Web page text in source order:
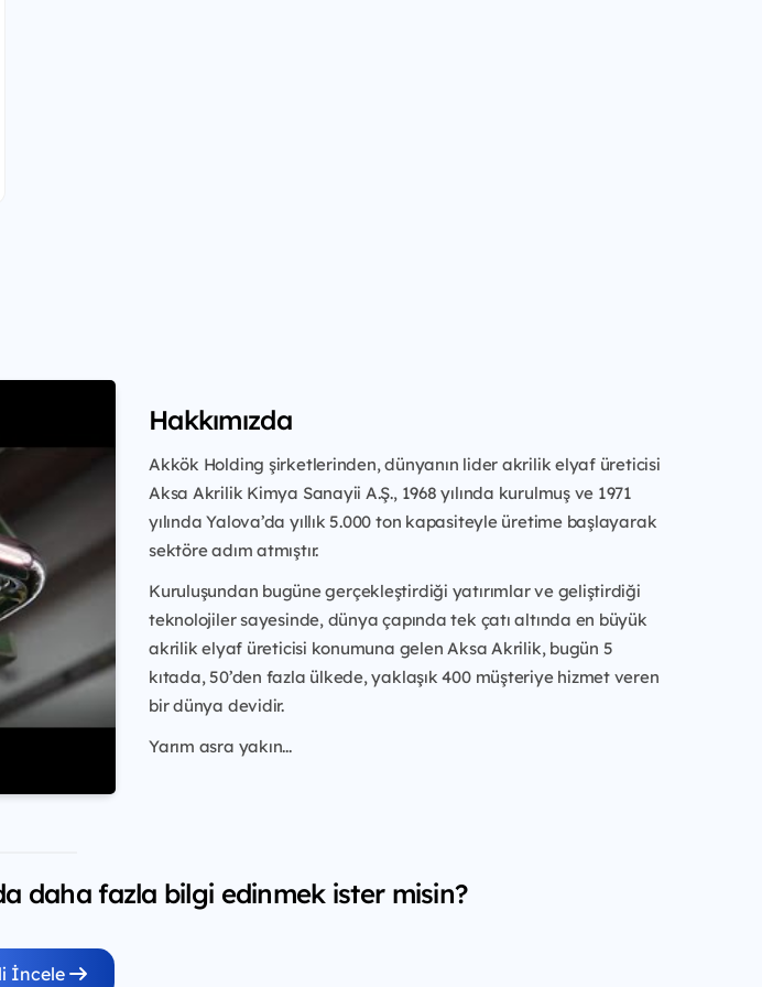
Hakkımızda
Akkök Holding şirketlerinden, dünyanın lider akrilik elyaf üreticisi
Aksa Akrilik Kimya Sanayii A.Ş., 1968 yılında kurulmuş ve 1971
yılında Yalova’da yıllık 5.000 ton kapasiteyle üretime başlayarak
sektöre adım atmıştır.
Kuruluşundan bugüne gerçekleştirdiği yatırımlar ve geliştirdiği
teknolojiler sayesinde, dünya çapında tek çatı altında en büyük
akrilik elyaf üreticisi konumuna gelen Aksa Akrilik, bugün 5
kıtada, 50’den fazla ülkede, yaklaşık 400 müşteriye hizmet veren
bir dünya devidir.
Yarım asra yakın...
daha fazla bilgi edinmek ister misin?
İncele